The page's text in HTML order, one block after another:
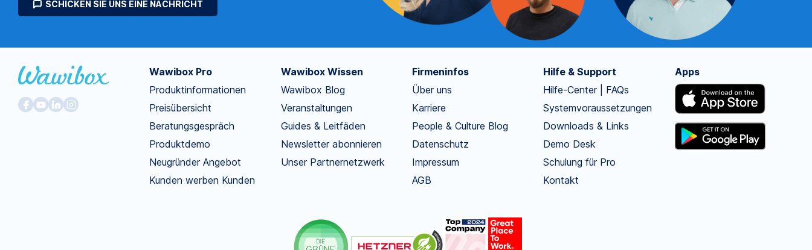
SCHICKEN SIE UNS EINE NACHRICHT
Wawibox Pro
Produktinformationen
Preisübersicht
Beratungsgespräch
Produktdemo
Neugründer Angebot
Kunden werben Kunden
Wawibox Wissen
Wawibox Blog
Veranstaltungen
Guides & Leitfäden
Newsletter abonnieren
Unser Partnernetzwerk
Firmeninfos
Über uns
Karriere
People & Culture Blog
Datenschutz
Impressum
AGB
Hilfe & Support
Hilfe-Center | FAQs
Systemvoraussetzungen
Downloads & Links
Demo Desk
Schulung für Pro
Kontakt
Apps